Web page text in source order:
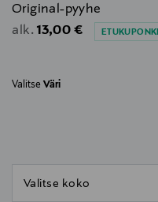
Original-pyyhe
alk. Original Price
13,00 €
Valitse Väri